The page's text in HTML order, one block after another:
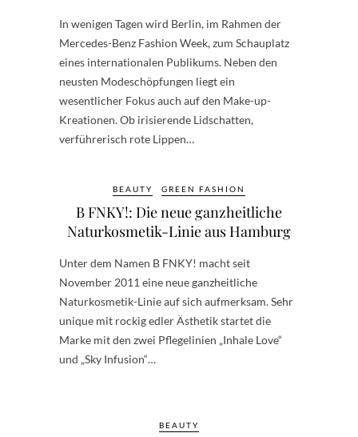
In wenigen Tagen wird Berlin, im Rahmen der
Mercedes-Benz Fashion Week, zum Schauplatz
eines internationalen Publikums. Neben den
neusten Modeschöpfungen liegt ein
wesentlicher Fokus auch auf den Make-up-
Kreationen. Ob irisierende Lidschatten,
verführerisch rote Lippen…
BEAUTY GREEN FASHION
B FNKY!: Die neue ganzheitliche
Naturkosmetik-Linie aus Hamburg
Unter dem Namen B FNKY! macht seit
November 2011 eine neue ganzheitliche
Naturkosmetik-Linie auf sich aufmerksam. Sehr
unique mit rockig edler Ästhetik startet die
Marke mit den zwei Pflegelinien „Inhale Love“
und „Sky Infusion“…
BEAUTY